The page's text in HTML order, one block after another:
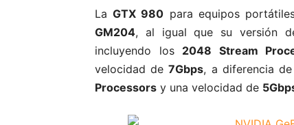
LaGTX 980 para equipos
GM204, al igual que su versión
incluyendo los 2048 Stream
velocidad de7Gbps, a diferencia
Processors y una velocidad de